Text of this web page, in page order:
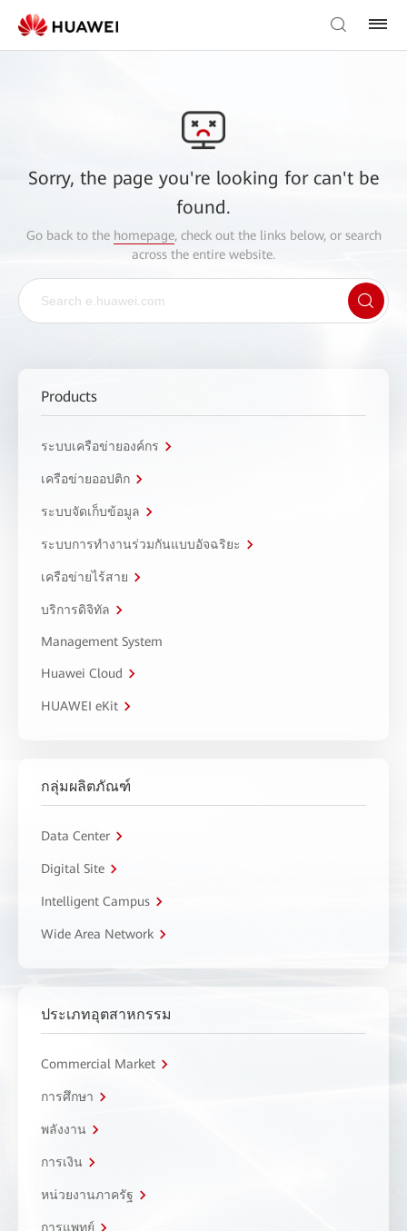
Sorry, the page you're looking for can't be
found.
Go back to the homepage, check out the links below, or search
across the entire website.
Products
ระบบเครือข่ายองค์กร
เครือข่ายออปติก
ระบบจัดเก็บข้อมูล
ระบบการทำงานร่วมกันแบบอัจฉริยะ
เครือข่ายไร้สาย
บริการดิจิทัล
Management System
Huawei Cloud
HUAWEI eKit
กลุ่มผลิตภัณฑ์
Data Center
Digital Site
Intelligent Campus
Wide Area Network
ประเภทอุตสาหกรรม
Commercial Market
การศึกษา
พลังงาน
การเงิน
หน่วยงานภาครัฐ
การแพทย์